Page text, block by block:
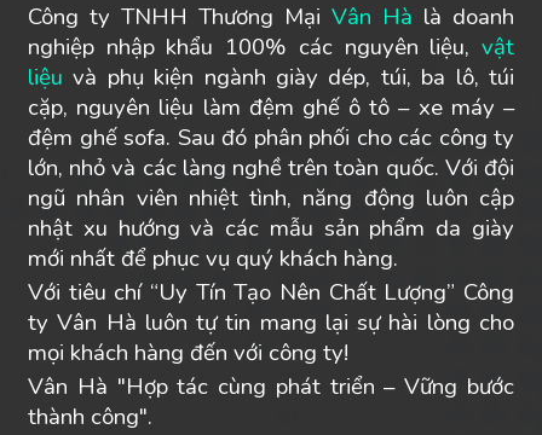
Công ty TNHH Thương Mại Vân Hà là doanh
nghiệp nhập khẩu 100% các nguyên liệu, vật
liệu và phụ kiện ngành giày dép, túi, ba lô, túi
cặp, nguyên liệu làm đệm ghế ô tô – xe máy –
đệm ghế sofa. Sau đó phân phối cho các công ty
lớn, nhỏ và các làng nghề trên toàn quốc. Với đội
ngũ nhân viên nhiệt tình, năng động luôn cập
nhật xu hướng và các mẫu sản phẩm da giày
mới nhất để phục vụ quý khách hàng.
Với tiêu chí “Uy Tín Tạo Nên Chất Lượng” Công
ty Vân Hà luôn tự tin mang lại sự hài lòng cho
mọi khách hàng đến với công ty!
Vân Hà "Hợp tác cùng phát triển – Vững bước
thành công".